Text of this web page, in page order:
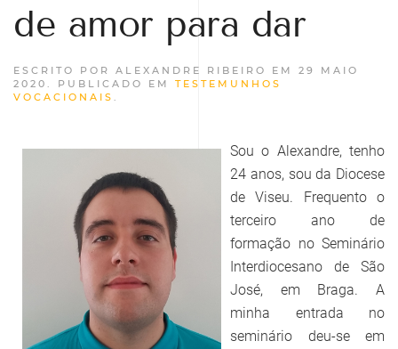
de amor para dar
ESCRITO POR ALEXANDRE RIBEIRO EM 29 MAIO
2020 . PUBLICADO EM TESTEMUNHOS
VOCACIONAIS .
Sou o Alexandre, tenho
24 anos, sou da Diocese
de Viseu. Frequento o
terceiro ano de
formação no Seminário
Interdiocesano de São
José, em Braga. A
minha entrada no
seminário deu-se em